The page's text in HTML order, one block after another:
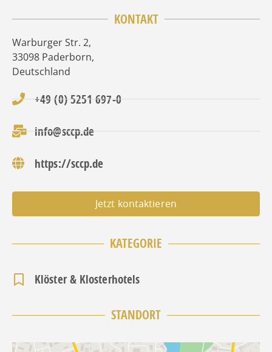
KONTAKT
Warburger Str. 2,
33098 Paderborn,
Deutschland
+49 (0) 5251 697-0
info@sccp.de
https://sccp.de
Jetzt kontaktieren
KATEGORIE
Klöster & Klosterhotels
STANDORT